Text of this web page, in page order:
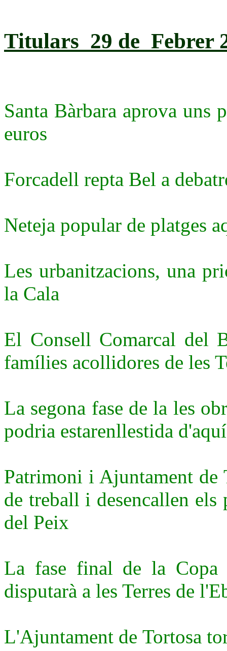
Titulars 29 de Febrer
Santa Bàrbara aprova uns
euros
Forcadell repta Bel a
Neteja popular de platges
Les urbanitzacions, una
la Cala
El Consell Comarcal del
famílies acollidores de les
La segona fase de la les
podria estarenllestida
Patrimoni i Ajuntament de
de treball i desencallen
del Peix
La fase final de la Copa
disputarà a les Terres de
L'Ajuntament de Tortosa